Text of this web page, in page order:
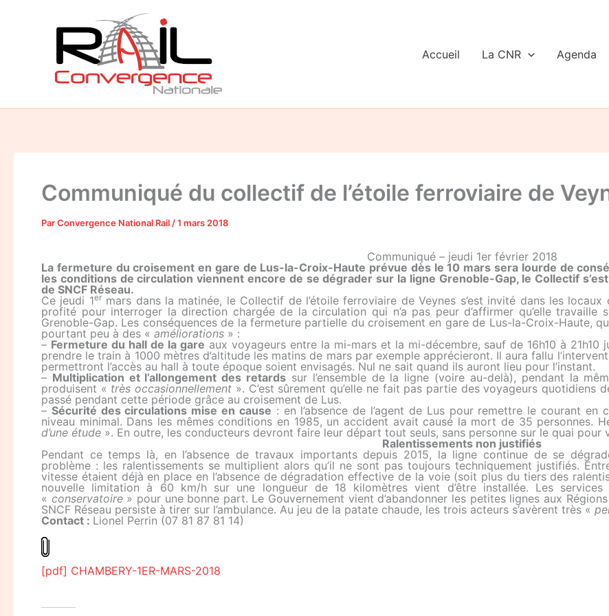
Accueil La CNR Agenda
Communiqué du collectif de l’étoile ferroviaire de
ParConvergence National Rail /1 mars 2018
Communiqué – jeudi 1er février 2018
La fermeture du croisement en gare de Lus-la-Croix-Haute prévue dès le 10 mars sera lourde de
les conditions de circulation viennent encore de se dégrader sur la ligne Grenoble-Gap, le Collectif
de SNCF Réseau.
Ce jeudi 1ermars dans la matinée, le Collectif de l’étoile ferroviaire de Veynes s’est invité dans les locaux
profité pour interroger la direction chargée de la circulation qui n’a pas peur d’affirmer qu’elle travaille
Grenoble-Gap. Les conséquences de la fermeture partielle du croisement en gare de Lus-la-Croix-Haute,
pourtant peu à des « améliorations » :
– Fermeture du hall de la gare aux voyageurs entre la mi-mars et la mi-décembre, sauf de 16h10 à 21h10
prendre le train à 1000 mètres d’altitude les matins de mars par exemple apprécieront. Il aura fallu
permettront l’accès au hall à toute époque soient envisagés. Nul ne sait quand ils auront lieu pour l’instant.
– Multiplication et l’allongement des retards sur l’ensemble de la ligne (voire au-delà), pendant la
produisent « très occasionnellement ». C’est sûrement qu’elle ne fait pas partie des voyageurs quotidiens
passé pendant cette période grâce au croisement de Lus.
– Sécurité des circulations mise en cause : en l’absence de l’agent de Lus pour remettre le courant
niveau minimal. Dans les mêmes conditions en 1985, un accident avait causé la mort de 35 personnes.
d’une étude ». En outre, les conducteurs devront faire leur départ tout seuls, sans personne sur le quai
Ralentissements non justifiés
Pendant ce temps là, en l’absence de travaux importants depuis 2015, la ligne continue de se
problème : les ralentissements se multiplient alors qu’il ne sont pas toujours techniquement justifiés.
vitesse étaient déjà en place en l’absence de dégradation effective de la voie (soit plus du tiers des
nouvelle limitation à 60 km/h sur une longueur de 18 kilomètres vient d’être installée. Les
« conservatoire» pour une bonne part. Le Gouvernement vient d’abandonner les petites lignes aux
SNCF Réseau persiste à tirer sur l’ambulance. Au jeu de la patate chaude, les trois acteurs s’avèrent très «
Contact : Lionel Perrin (07 81 87 81 14)
[pdf] CHAMBERY-1ER-MARS-2018